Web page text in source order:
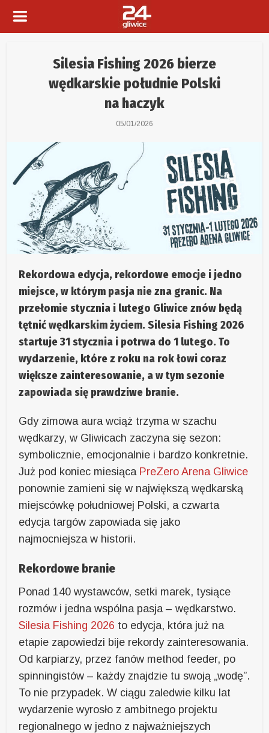
Silesia Fishing 2026 bierze
wędkarskie południe Polski
na haczyk
05/01/2026
Rekordowa edycja, rekordowe emocje i jedno
miejsce, w którym pasja nie zna granic. Na
przełomie stycznia i lutego Gliwice znów będą
tętnić wędkarskim życiem.Silesia Fishing 2026
startuje 31 stycznia i potrwa do 1 lutego. To
wydarzenie, które z roku na rok łowi coraz
większe zainteresowanie, a w tym sezonie
zapowiada się prawdziwe branie.
Gdy zimowa aura wciąż trzyma w szachu
wędkarzy, w Gliwicach zaczyna się sezon:
symbolicznie, emocjonalnie i bardzo konkretnie.
Już pod koniec miesiąca PreZero Arena Gliwice
ponownie zamieni się w największą wędkarską
miejscówkę południowej Polski, a czwarta
edycja targów zapowiada się jako
najmocniejsza w historii.
Rekordowe branie
Ponad 140 wystawców, setki marek, tysiące
rozmów i jedna wspólna pasja – wędkarstwo.
Silesia Fishing 2026 to edycja, która już na
etapie zapowiedzi bije rekordy zainteresowania.
Od karpiarzy, przez fanów method feeder, po
spinningistów – każdy znajdzie tu swoją „wodę”.
To nie przypadek. W ciągu zaledwie kilku lat
wydarzenie wyrosło z ambitnego projektu
regionalnego w jedno z najważniejszych